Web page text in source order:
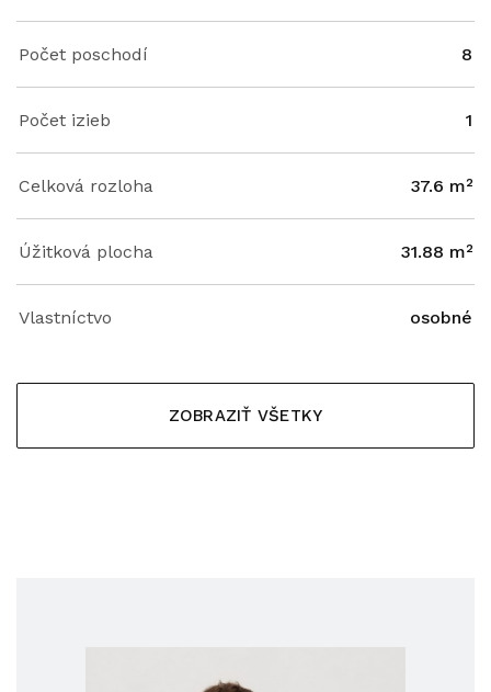
Počet poschodí 8
Počet izieb 1
Celková rozloha 37.6 m²
Úžitková plocha 31.88 m²
Vlastníctvo osobné
ZOBRAZIŤ VŠETKY